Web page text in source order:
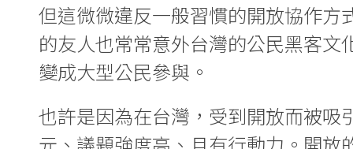
但這微微違反一般習慣的開放協作方
的友人也常常意外台灣的公民黑客
變成大型公民參與。
也許是因為在台灣，受到開放而被吸